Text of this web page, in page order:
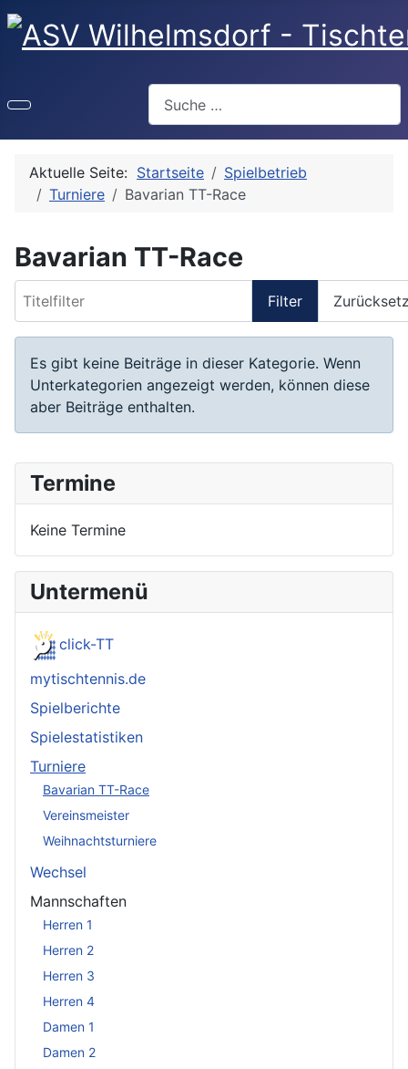
Aktuelle Seite: Startseite
Spielbetrieb
Turniere
Bavarian TT-Race
Bavarian TT-Race
Filter
Information
Es gibt keine Beiträge in dieser Kategorie. Wenn
Unterkategorien angezeigt werden, können diese
aber Beiträge enthalten.
Termine
Keine Termine
Untermenü
click-TT
mytischtennis.de
Spielberichte
Spielestatistiken
Turniere
Bavarian TT-Race
Vereinsmeister
Weihnachtsturniere
Wechsel
Mannschaften
Herren 1
Herren 2
Herren 3
Herren 4
Damen 1
Damen 2